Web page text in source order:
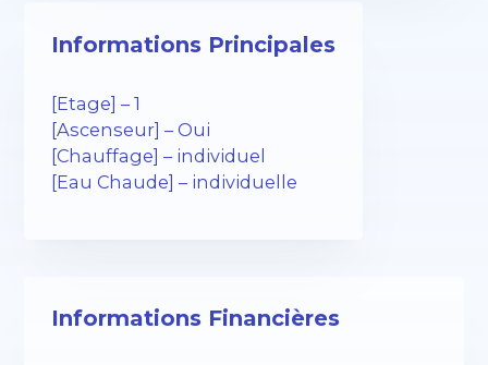
Informations Principales
[Etage] – 1
[Ascenseur] – Oui
[Chauffage] – individuel
[Eau Chaude] – individuelle
Informations Financières